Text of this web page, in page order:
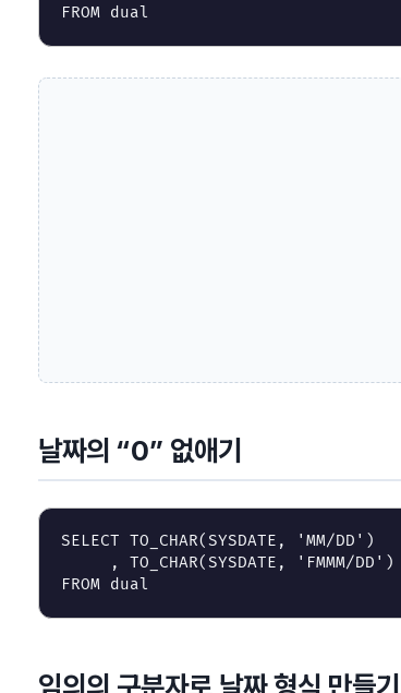
FROM dual
날짜의 “0” 없애기
SELECT TO_CHAR(SYSDATE , 'MM/DD' )
,
TO_CHAR(SYSDATE , 'FMMM/DD' )
FROM dual
임의의 구분자로 날짜 형식 만들기